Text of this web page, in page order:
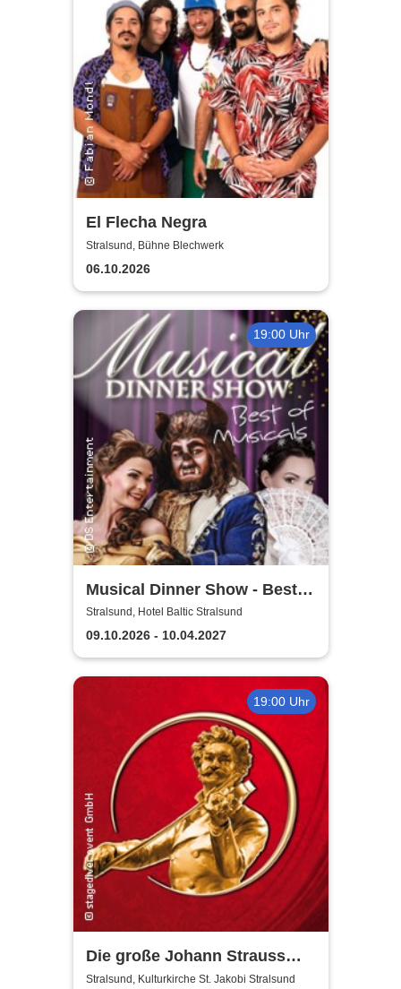
El Flecha Negra
Stralsund, Bühne Blechwerk
06.10.2026
19:00 Uhr
Musical Dinner Show - Best
of Musicals
Stralsund, Hotel Baltic Stralsund
09.10.2026 - 10.04.2027
19:00 Uhr
Die große Johann Strauss
Revue
Stralsund, Kulturkirche St. Jakobi Stralsund